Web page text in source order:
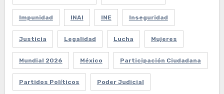
Impunidad INAI INE Inseguridad
Justicia Legalidad Lucha Mujeres
Mundial 2026 México Participación Ciudadana
Partidos Políticos Poder Judicial